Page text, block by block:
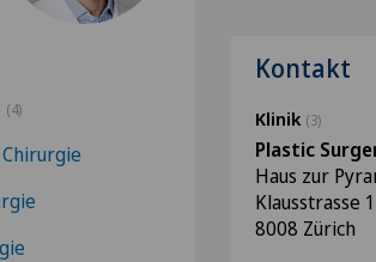
(4)
Kontakt
Klinik (3)
Plastic
Haus zur
Klausstrasse
8008 Zürich